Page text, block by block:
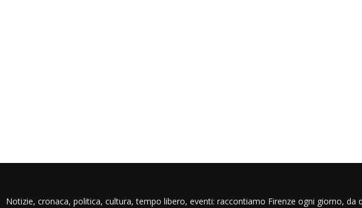
Notizie, cronaca, politica, cultura, tempo libero, eventi: raccontiamo Firenze ogni giorno, da